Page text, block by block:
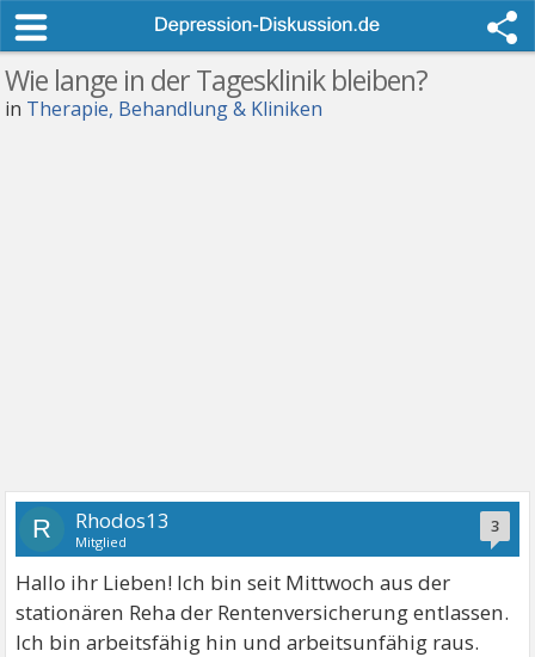
Wie lange in der Tagesklinik bleiben?
in Therapie, Behandlung & Kliniken
3
R Rhodos13
Mitglied
Hallo ihr Lieben! Ich bin seit Mittwoch aus der
stationären Reha der Rentenversicherung entlassen.
Ich bin arbeitsfähig hin und arbeitsunfähig raus.